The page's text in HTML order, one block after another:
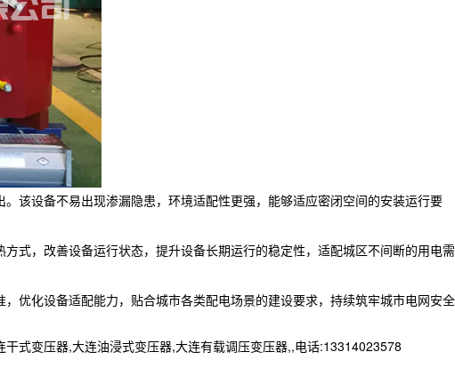
该设备不易出现渗漏隐患，环境适配性更强，能够适应密闭空间的安装运行要
式，改善设备运行状态，提升设备长期运行的稳定性，适配城区不间断的用电需
优化设备适配能力，贴合城市各类配电场景的建设要求，持续筑牢城市电网安全
式变压器,大连油浸式变压器,大连有载调压变压器,,电话:13314023578